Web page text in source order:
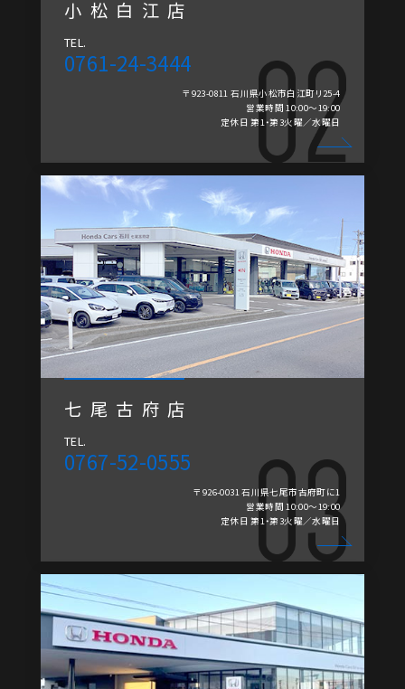
小松白江店
TEL.
0761-24-3444
〒923-0811 石川県小松市白江町リ25-4
営業時間 10:00～19:00
定休日 第1・第3火曜／水曜日
七尾古府店
TEL.
0767-52-0555
〒926-0031 石川県七尾市古府町に1
営業時間 10:00～19:00
定休日 第1・第3火曜／水曜日